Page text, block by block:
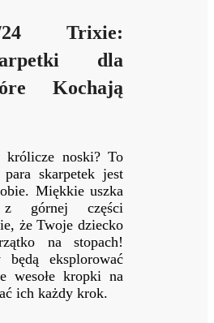
24 Trixie:
dla
Kochają
noski? To
skarpetek jest
Miękkie uszka
z górnej części
że Twoje dziecko
na stopach!
eksplorować
wesołe kropki na
ich każdy krok.